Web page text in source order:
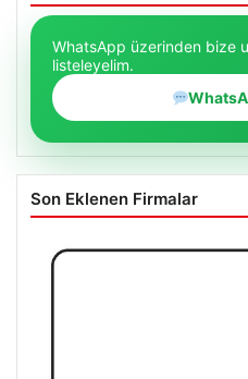
WhatsApp üzerinden bize
listeleyelim.
Son Eklenen Firmalar